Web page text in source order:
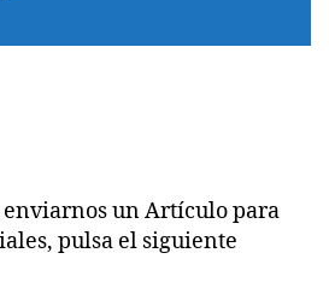
enviarnos un Artículo para
pulsa el siguiente